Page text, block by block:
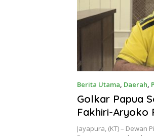
Berita Utama, Daerah,
Golkar Papua
Fakhiri-Aryoko
Papua 2024
Jayapura, (KT) – Dewan